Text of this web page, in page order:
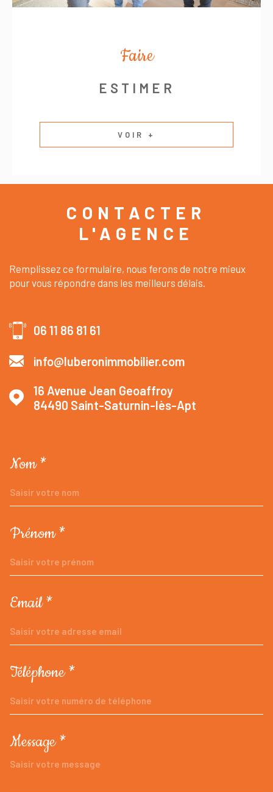
Faire
ESTIMER
VOIR +
CONTACTER
L'AGENCE
Remplissez ce formulaire, nous ferons de notre mieux
pour vous répondre dans les meilleurs délais.
06 11 86 81 61
info@luberonimmobilier.com
16 Avenue Jean Geoaffroy
84490
Saint-Saturnin-lès-Apt
TRAD_MELTEM_VOSCOORDONNEES
Nom *
Prénom *
Email *
Téléphone *
TRAD_MELTEM_VOREDEMANDE
Message *